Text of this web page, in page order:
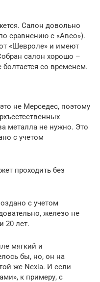
Салон довольно
сравнению с «Авео»).
«Шевроле» и имеют
салон хорошо –
со временем.
не Мерседес, поэтому
металла не нужно. Это
с учетом
проходить без
с учетом
железо не
20 лет.
мягкий и
бы, но, он на
же Nexia. И если
к примеру, с